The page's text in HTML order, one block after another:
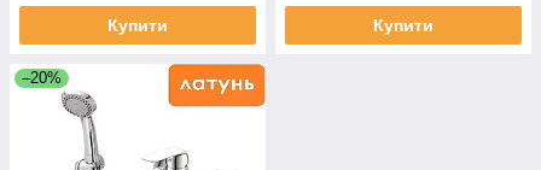
Купити Купити
–20%